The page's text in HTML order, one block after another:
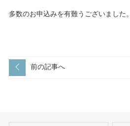
English 資料請求
多数のお申込みを有難うございました。
前の記事へ